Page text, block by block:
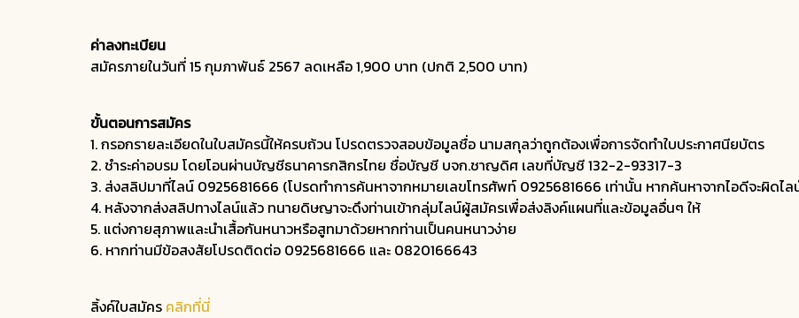
ค่าลงทะเบียน
สมัครภายในวันที่ 15 กุมภาพันธ์ 2567 ลดเหลือ 1,900 บาท (ปกติ 2,500 บาท)
ขั้นตอนการสมัคร
1. กรอกรายละเอียดในใบสมัครนี้ให้ครบถ้วน โปรดตรวจสอบข้อมูลชื่อ นามสกุลว่าถูกต้องเพื่อการจัดทำใบประกาศนียบัตร
2. ชำระค่าอบรม โดยโอนผ่านบัญชีธนาคารกสิกรไทย ชื่อบัญชี บจก.ชาญดิศ เลขที่บัญชี 132-2-93317-3
3. ส่งสลิปมาที่ไลน์ 0925681666 (โปรดทำการค้นหาจากหมายเลขโทรศัพท์ 0925681666 เท่านั้น หากค้นหาจากไอดีจะผิดไ
4. หลังจากส่งสลิปทางไลน์แล้ว ทนายดิษญาจะดึงท่านเข้ากลุ่มไลน์ผู้สมัครเพื่อส่งลิงค์แผนที่และข้อมูลอื่นๆ ให้
5. แต่งกายสุภาพและนำเสื้อกันหนาวหรือสูทมาด้วยหากท่านเป็นคนหนาวง่าย
6. หากท่านมีข้อสงสัยโปรดติดต่อ 0925681666 และ 0820166643
ลิ้งค์ใบสมัคร คลิกที่นี่